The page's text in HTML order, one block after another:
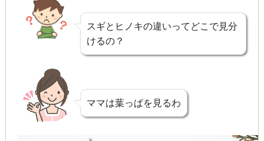
スギとヒノキの違いってどこで見分
けるの？
ママは葉っぱを見るわ